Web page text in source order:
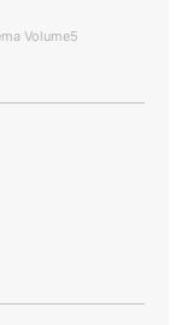
Volume5